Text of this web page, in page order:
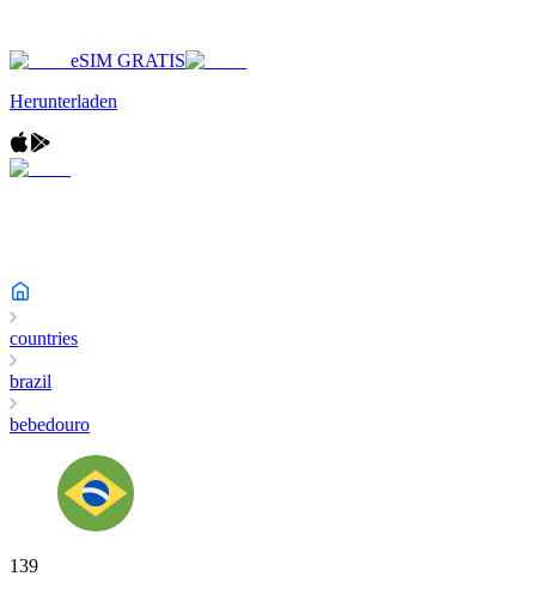
eSIM GRATIS
Herunterladen
countries
brazil
bebedouro
139